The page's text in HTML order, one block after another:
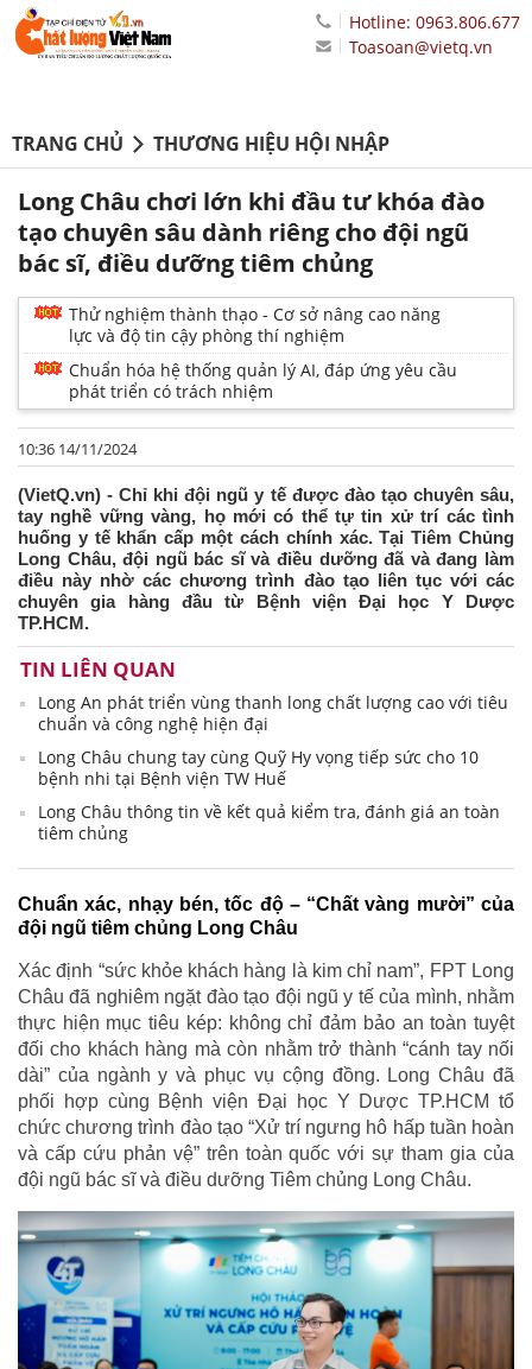
Hotline: 0963.806.677
Toasoan@vietq.vn
TRANG CHỦ THƯƠNG HIỆU HỘI NHẬP
Long Châu chơi lớn khi đầu tư khóa đào
tạo chuyên sâu dành riêng cho đội ngũ
bác sĩ, điều dưỡng tiêm chủng
Thử nghiệm thành thạo - Cơ sở nâng cao năng
lực và độ tin cậy phòng thí nghiệm
Chuẩn hóa hệ thống quản lý AI, đáp ứng yêu cầu
phát triển có trách nhiệm
10:36 14/11/2024
(VietQ.vn) - Chỉ khi đội ngũ y tế được đào tạo chuyên sâu,
tay nghề vững vàng, họ mới có thể tự tin xử trí các tình
huống y tế khẩn cấp một cách chính xác. Tại Tiêm Chủng
Long Châu, đội ngũ bác sĩ và điều dưỡng đã và đang làm
điều này nhờ các chương trình đào tạo liên tục với các
chuyên gia hàng đầu từ Bệnh viện Đại học Y Dược
TP.HCM.
TIN LIÊN QUAN
Long An phát triển vùng thanh long chất lượng cao với tiêu
chuẩn và công nghệ hiện đại
Long Châu chung tay cùng Quỹ Hy vọng tiếp sức cho 10
bệnh nhi tại Bệnh viện TW Huế
Long Châu thông tin về kết quả kiểm tra, đánh giá an toàn
tiêm chủng
Chuẩn xác, nhạy bén, tốc độ – “Chất vàng mười” của
đội ngũ tiêm chủng Long Châu
Xác định “sức khỏe khách hàng là kim chỉ nam”, FPT Long
Châu đã nghiêm ngặt đào tạo đội ngũ y tế của mình, nhằm
thực hiện mục tiêu kép: không chỉ đảm bảo an toàn tuyệt
đối cho khách hàng mà còn nhằm trở thành “cánh tay nối
dài” của ngành y và phục vụ cộng đồng. Long Châu đã
phối hợp cùng Bệnh viện Đại học Y Dược TP.HCM tổ
chức chương trình đào tạo “Xử trí ngưng hô hấp tuần hoàn
và cấp cứu phản vệ” trên toàn quốc với sự tham gia của
đội ngũ bác sĩ và điều dưỡng Tiêm chủng Long Châu.